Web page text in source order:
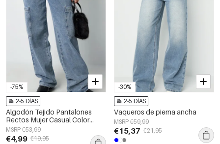
-75%
2-5 DÍAS
Algodón Tejido Pantalones
Rectos Mujer Casual Color
Sólido Indigo Medio
MSRP €53,99
€4,99 €19,95
-30%
2-5 DÍAS
Vaqueros de pierna ancha
MSRP €59,99
€15,37 €21,95